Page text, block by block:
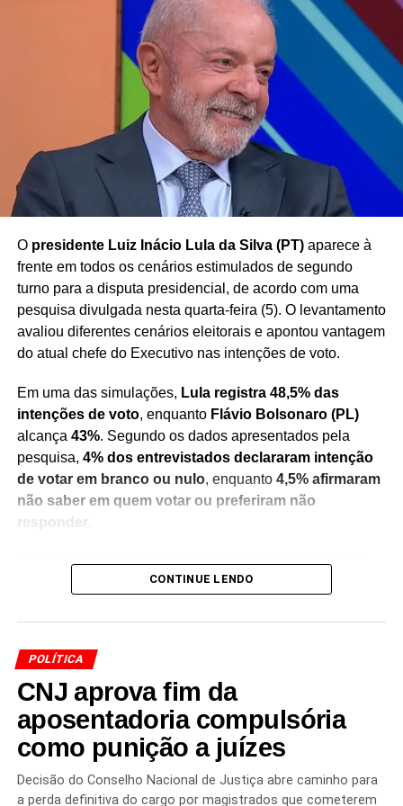
Enquanto o processo segue em tramitação, o caso chama
atenção por envolver uma discussão sobre
possibilidade de penhora de parte da remuneração de
agentes públicos para quitação de dívidas
, tema
frequentemente debatido no âmbito do Poder Judiciário.
O presidente Luiz Inácio Lula da Silva (PT)aparece à
frente em todos os cenários estimulados de segundo
turno para a disputa presidencial, de acordo com uma
pesquisa divulgada nesta quarta-feira (5). O levantamento
avaliou diferentes cenários eleitorais e apontou vantagem
do atual chefe do Executivo nas intenções de voto.
Em uma das simulações, Lula registra 48,5% das
intenções de voto, enquanto Flávio Bolsonaro (PL)
alcança 43%. Segundo os dados apresentados pela
pesquisa, 4% dos entrevistados declararam intenção
de votar em branco ou nulo, enquanto 4,5% afirmaram
não saber em quem votar ou preferiram não
Os números refletem um recorte do cenário eleitoral no
momento da realização do levantamento e servem como
Pesquisas de intenção de voto não representam
resultado definitivo das eleições
para acompanhar a evolução do cenário político e das
tendências entre os eleitores.
A divulgação do levantamento ocorre em meio às
movimentações dos partidos e lideranças políticas para a
próxima disputa presidencial. Com o avanço do
calendário eleitoral, novas pesquisas deverão medir a
CONTINUE LENDO
POLÍTICA
CNJ aprova fim da
aposentadoria compulsória
como punição a juízes
Decisão do Conselho Nacional de Justiça abre caminho para
a perda definitiva do cargo por magistrados que cometerem